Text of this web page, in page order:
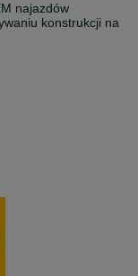
najazdów
konstrukcji na
i szerokość
dowolne
dobrać idealny
i zabudów w